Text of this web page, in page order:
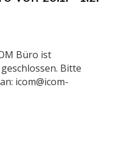
Büro ist
Bitte
icom@icom-